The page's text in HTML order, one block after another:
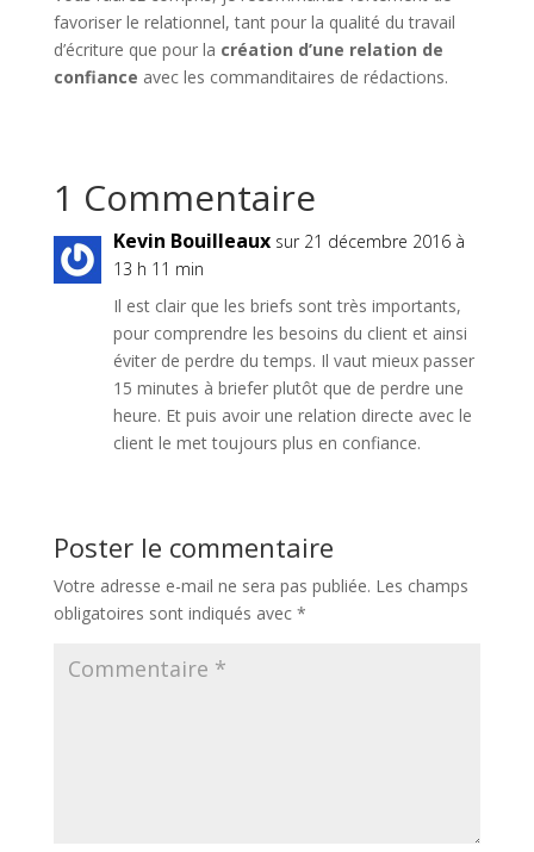
favoriser le relationnel, tant pour la qualité du travail
d’écriture que pour la création d’une relation de
confiance avec les commanditaires de rédactions.
1 Commentaire
Kevin Bouilleaux sur 21 décembre 2016 à
13 h 11 min
Il est clair que les briefs sont très importants,
pour comprendre les besoins du client et ainsi
éviter de perdre du temps. Il vaut mieux passer
15 minutes à briefer plutôt que de perdre une
heure. Et puis avoir une relation directe avec le
client le met toujours plus en confiance.
Poster le commentaire
Votre adresse e-mail ne sera pas publiée. Les champs
obligatoires sont indiqués avec *